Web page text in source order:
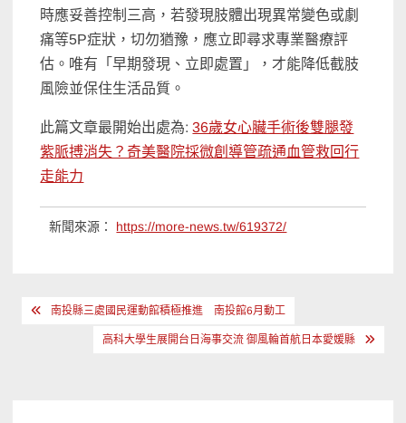
時應妥善控制三高，若發現肢體出現異常變色或劇
痛等5P症狀，切勿猶豫，應立即尋求專業醫療評
估。唯有「早期發現、立即處置」，才能降低截肢
風險並保住生活品質。
此篇文章最開始出處為:36歲女心臟手術後雙腿發
紫脈搏消失？奇美醫院採微創導管疏通血管救回行
走能力
新聞來源： https://more-news.tw/619372/
文 南投縣三處國民運動館積極推進 南投館6月動工
高科大學生展開台日海事交流 御風輪首航日本愛媛縣